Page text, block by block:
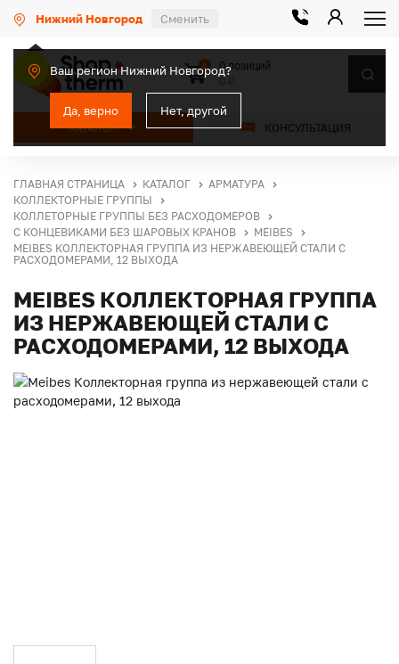
Нижний Новгород Сменить
Ваш регион Нижний Новгород?
Да, верно Нет, другой
КАТАЛОГ КОНСУЛЬТАЦИЯ
0
0 позиций
ГЛАВНАЯ СТРАНИЦА КАТАЛОГ
АРМАТУРА
КОЛЛЕКТОРНЫЕ ГРУППЫ
КОЛЛЕТОРНЫЕ ГРУППЫ БЕЗ РАСХОДОМЕРОВ
С КОНЦЕВИКАМИ БЕЗ ШАРОВЫХ КРАНОВ
MEIBES
MEIBES КОЛЛЕКТОРНАЯ ГРУППА ИЗ НЕРЖАВЕЮЩЕЙ СТАЛИ С
РАСХОДОМЕРАМИ, 12 ВЫХОДА
MEIBES КОЛЛЕКТОРНАЯ ГРУППА
ИЗ НЕРЖАВЕЮЩЕЙ СТАЛИ С
РАСХОДОМЕРАМИ, 12 ВЫХОДА